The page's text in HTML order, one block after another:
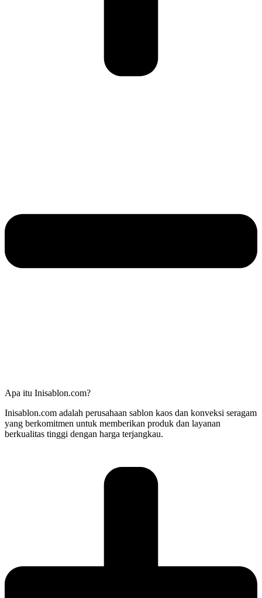
Apa itu Inisablon.com?
Inisablon.com adalah perusahaan sablon kaos dan konveksi seragam
yang berkomitmen untuk memberikan produk dan layanan
berkualitas tinggi dengan harga terjangkau.